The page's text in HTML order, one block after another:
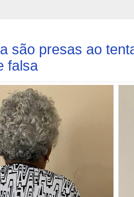
são presas ao
falsa